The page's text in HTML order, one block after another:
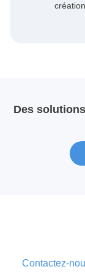
création.
Des
contactez-